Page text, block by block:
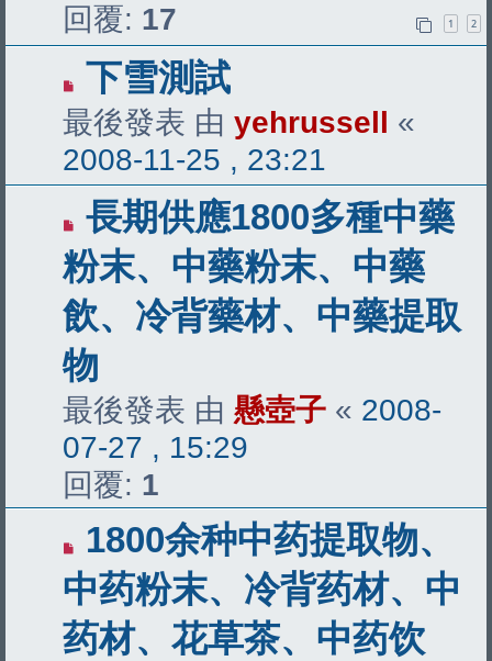
回覆: 17 1 2
下雪測試
最後發表 由 yehrussell
«
2008-11-25 , 23:21
長期供應1800多種中藥
粉末、中藥粉末、中藥
飲、冷背藥材、中藥提取
物
最後發表 由 懸壺子 « 2008-
07-27 , 15:29
回覆: 1
1800余种中药提取物、
中药粉末、冷背药材、中
药材、花草茶、中药饮